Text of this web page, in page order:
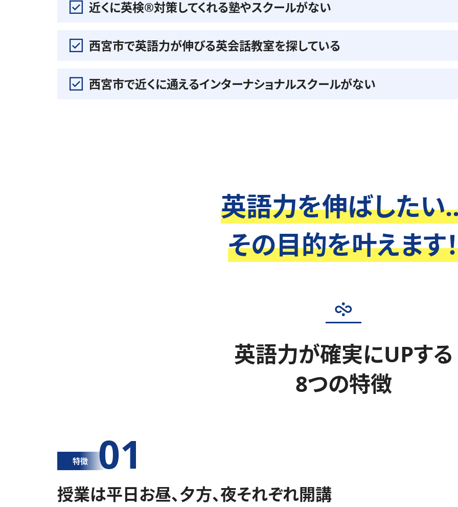
近くに英検®️対策してくれる塾やスクールがない
西宮市で英語力が伸びる英会話教室を探している
西宮市で近くに通えるインターナショナルスクールがない
英語力を伸ばしたい
その目的を叶えます
英語力が確実にUPする
8つの特徴
特徴 01
授業は平日お昼、夕方、夜それぞれ開講